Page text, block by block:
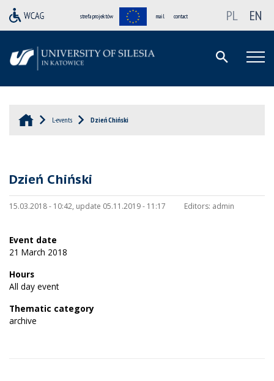
strefa projektów mail contact PL EN
L-events Dzień Chiński
Dzień Chiński
15.03.2018 - 10:42, update 05.11.2019 - 11:17 Editors: admin
Event date
21 March 2018
Hours
All day event
Thematic category
archive